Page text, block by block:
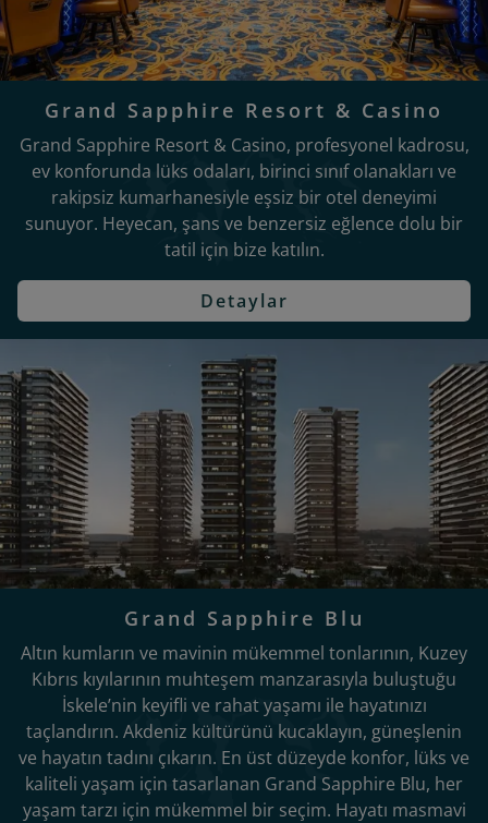
Grand Sapphire Resort & Casino
Grand Sapphire Resort & Casino, profesyonel kadrosu,
ev konforunda lüks odaları, birinci sınıf olanakları ve
rakipsiz kumarhanesiyle eşsiz bir otel deneyimi
sunuyor. Heyecan, şans ve benzersiz eğlence dolu bir
tatil için bize katılın.
Detaylar
Grand Sapphire Blu
Altın kumların ve mavinin mükemmel tonlarının, Kuzey
Kıbrıs kıyılarının muhteşem manzarasıyla buluştuğu
İskele’nin keyifli ve rahat yaşamı ile hayatınızı
taçlandırın. Akdeniz kültürünü kucaklayın, güneşlenin
ve hayatın tadını çıkarın. En üst düzeyde konfor, lüks ve
kaliteli yaşam için tasarlanan Grand Sapphire Blu, her
yaşam tarzı için mükemmel bir seçim. Hayatı masmavi